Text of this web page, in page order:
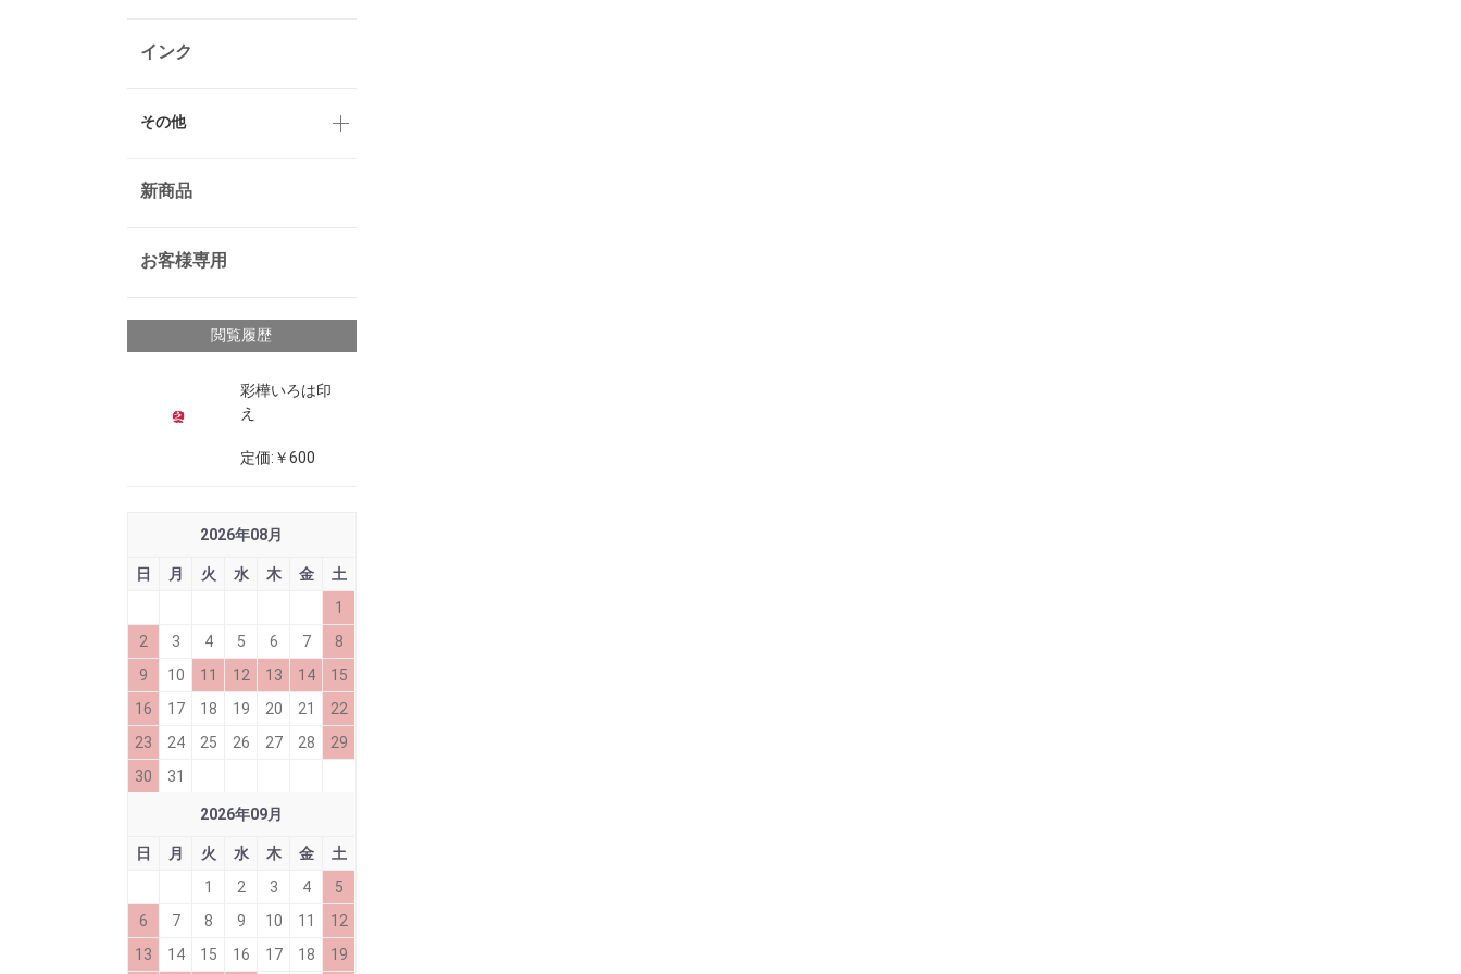
インク
その他
新商品
お客様専用
閲覧履歴
彩樺いろは印
え
定価:￥600
2026年08月
日 月 火 水 木 金
土
1
2
3 4 5 6 7
8
9
10 11 12 13 14
15
16
17 18 19 20 21
22
23
24 25 26 27 28
29
30
31
2026年09月
日 月 火 水 木 金
土
1
2 3 4
5
6
7 8 9 10 11
12
13
14 15 16 17 18 19